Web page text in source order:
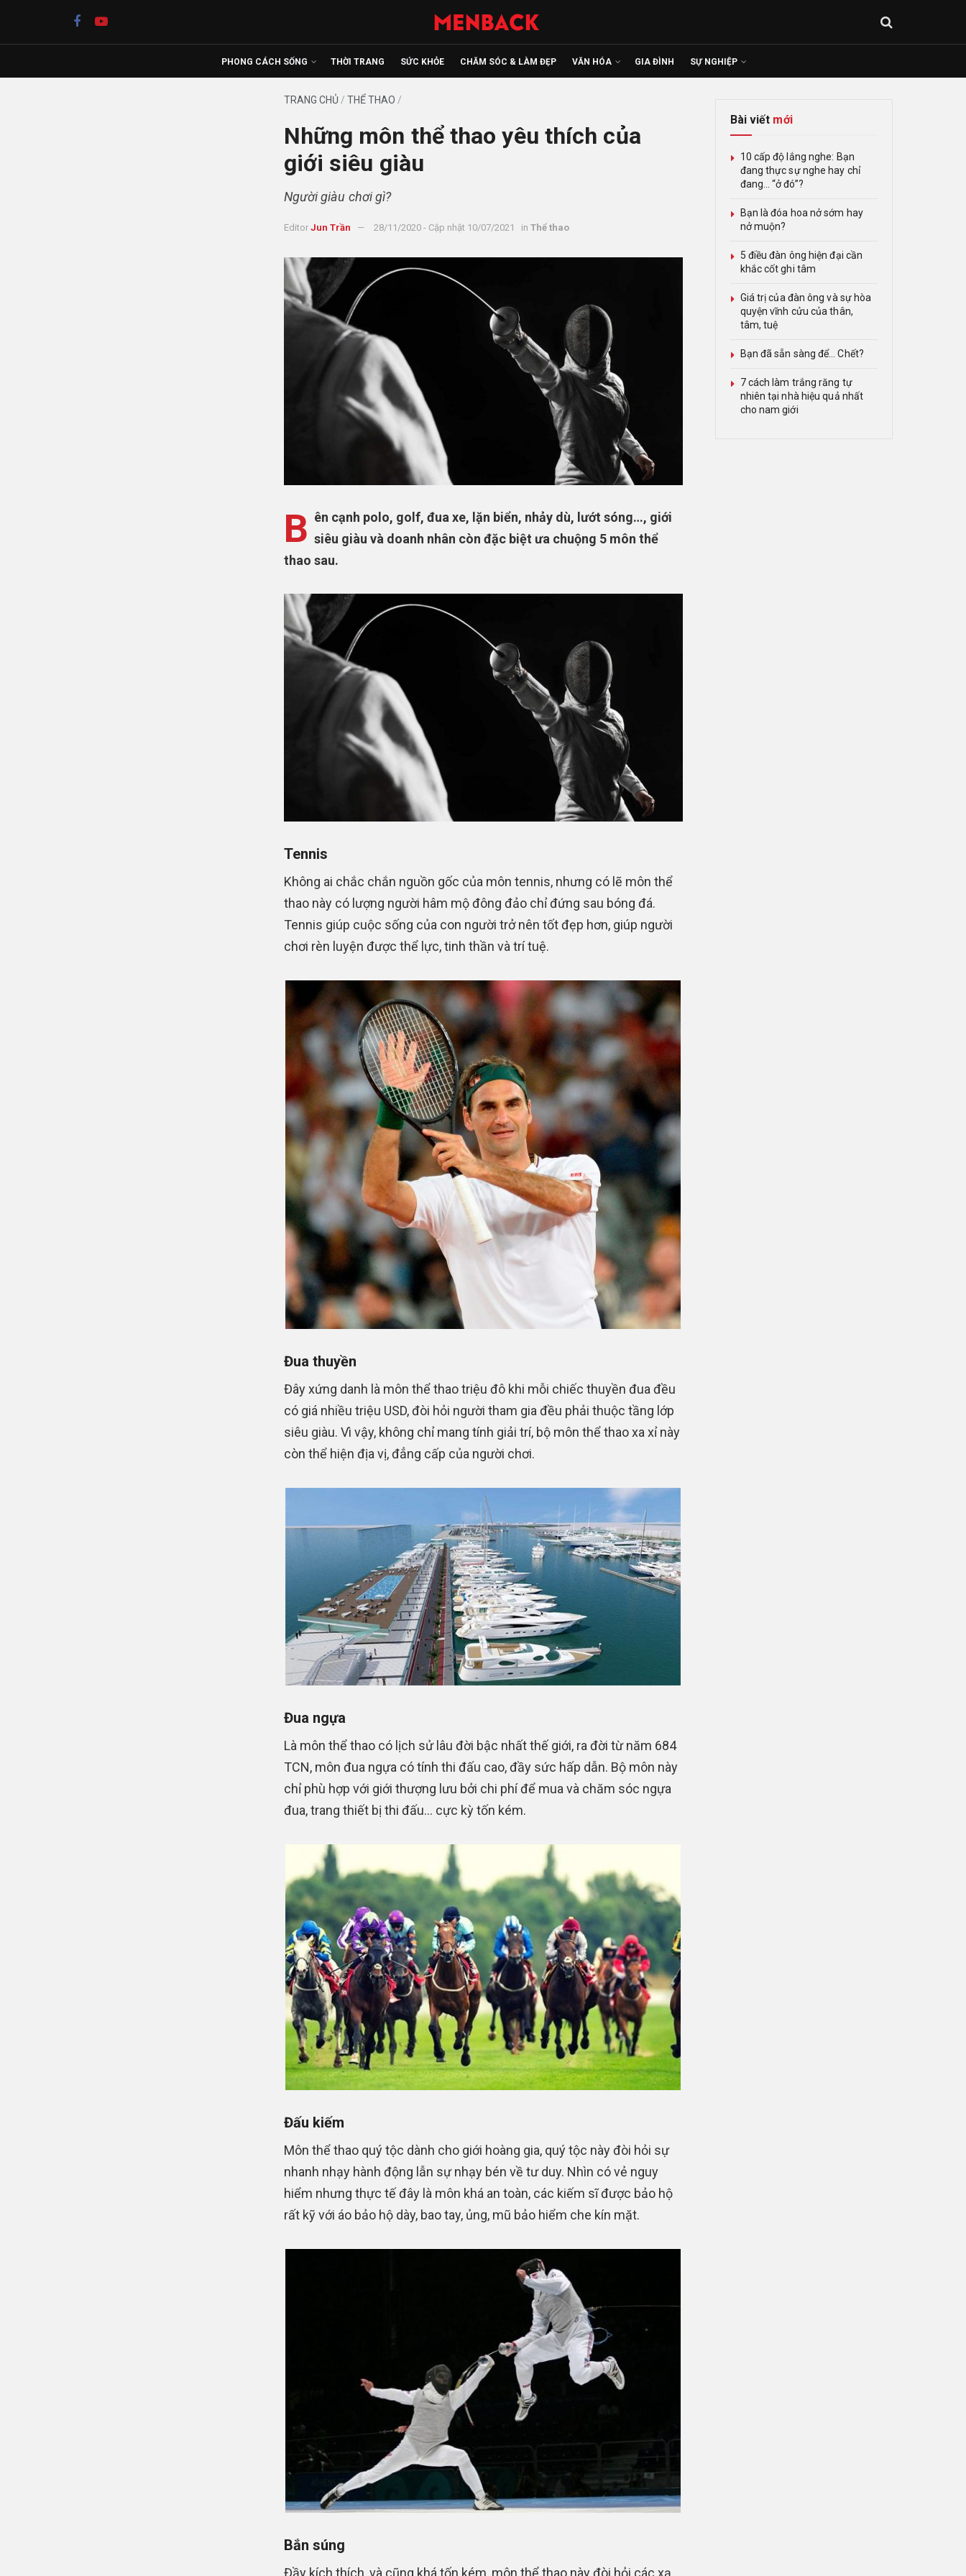
PHONG CÁCH SỐNG THỜI TRANG SỨC KHỎE CHĂM SÓC & LÀM ĐẸP VĂN HÓA GIA ĐÌNH SỰ NGHIỆP
TRANG CHỦ/ THỂ THAO /
Những môn thể thao yêu thích của
giới siêu giàu
Người giàu chơi gì?
Editor Jun Trần 28/11/2020 - Cập nhật 10/07/2021 in Thể thao
B ên cạnh polo, golf, đua xe, lặn biển, nhảy dù, lướt sóng…, giới
siêu giàu và doanh nhân còn đặc biệt ưa chuộng 5 môn thể
thao sau.
Tennis
Không ai chắc chắn nguồn gốc của môn tennis, nhưng có lẽ môn thể
thao này có lượng người hâm mộ đông đảo chỉ đứng sau bóng đá.
Tennis giúp cuộc sống của con người trở nên tốt đẹp hơn, giúp người
chơi rèn luyện được thể lực, tinh thần và trí tuệ.
Đua thuyền
Đây xứng danh là môn thể thao triệu đô khi mỗi chiếc thuyền đua đều
có giá nhiều triệu USD, đòi hỏi người tham gia đều phải thuộc tầng lớp
siêu giàu. Vì vậy, không chỉ mang tính giải trí, bộ môn thể thao xa xỉ này
còn thể hiện địa vị, đẳng cấp của người chơi.
Đua ngựa
Là môn thể thao có lịch sử lâu đời bậc nhất thế giới, ra đời từ năm 684
TCN, môn đua ngựa có tính thi đấu cao, đầy sức hấp dẫn. Bộ môn này
chỉ phù hợp với giới thượng lưu bởi chi phí để mua và chăm sóc ngựa
đua, trang thiết bị thi đấu… cực kỳ tốn kém.
Đấu kiếm
Môn thể thao quý tộc dành cho giới hoàng gia, quý tộc này đòi hỏi sự
nhanh nhạy hành động lẫn sự nhạy bén về tư duy. Nhìn có vẻ nguy
hiểm nhưng thực tế đây là môn khá an toàn, các kiếm sĩ được bảo hộ
rất kỹ với áo bảo hộ dày, bao tay, ủng, mũ bảo hiểm che kín mặt.
Bắn súng
Bài viết mới
10 cấp độ lắng nghe: Bạn
đang thực sự nghe hay chỉ
đang… “ở đó”?
Bạn là đóa hoa nở sớm hay
nở muộn?
5 điều đàn ông hiện đại cần
khắc cốt ghi tâm
Giá trị của đàn ông và sự hòa
quyện vĩnh cửu của thân,
tâm, tuệ
Bạn đã sẵn sàng để… Chết?
7 cách làm trắng răng tự
nhiên tại nhà hiệu quả nhất
cho nam giới